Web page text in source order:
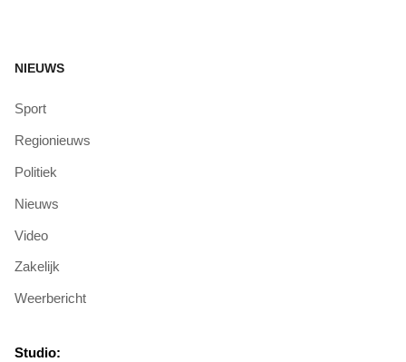
NIEUWS
Sport
Regionieuws
Politiek
Nieuws
Video
Zakelijk
Weerbericht
Studio: